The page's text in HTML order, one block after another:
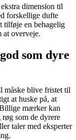
dimension til
forskellige dufte
tilføje en behagelig
overveje.
som dyre
måske blive fristet til
at huske på, at
mærker kan
som de dyrere
taler med eksperter